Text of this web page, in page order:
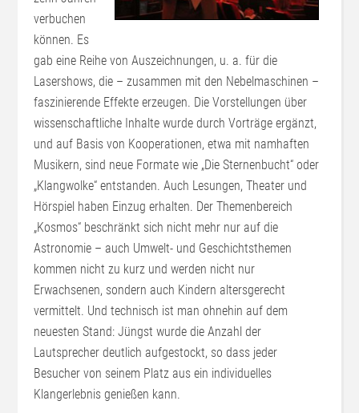
verbuchen
können. Es
gab eine Reihe von Auszeichnungen, u. a. für die
Lasershows, die – zusammen mit den Nebelmaschinen –
faszinierende Effekte erzeugen. Die Vorstellungen über
wissenschaftliche Inhalte wurde durch Vorträge ergänzt,
und auf Basis von Kooperationen, etwa mit namhaften
Musikern, sind neue Formate wie „Die Sternenbucht“ oder
„Klangwolke“ entstanden. Auch Lesungen, Theater und
Hörspiel haben Einzug erhalten. Der Themenbereich
„Kosmos“ beschränkt sich nicht mehr nur auf die
Astronomie – auch Umwelt- und Geschichtsthemen
kommen nicht zu kurz und werden nicht nur
Erwachsenen, sondern auch Kindern altersgerecht
vermittelt. Und technisch ist man ohnehin auf dem
neuesten Stand: Jüngst wurde die Anzahl der
Lautsprecher deutlich aufgestockt, so dass jeder
Besucher von seinem Platz aus ein individuelles
Klangerlebnis genießen kann.